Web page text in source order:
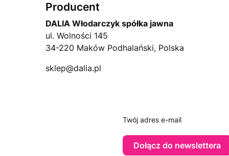
Producent
DALIA Włodarczyk spółka jawna
ul. Wolności 145
34-220 Maków Podhalański, Polska
sklep@dalia.pl
Twój adres e-mail
Dołącz do newslettera